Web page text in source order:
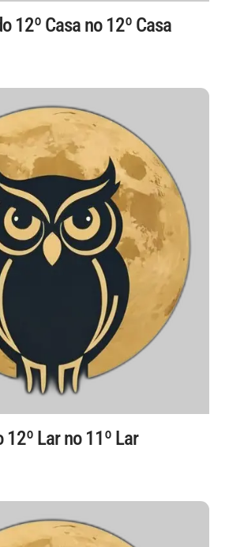
12º Casa no 12º Casa
12º Lar no 11º Lar